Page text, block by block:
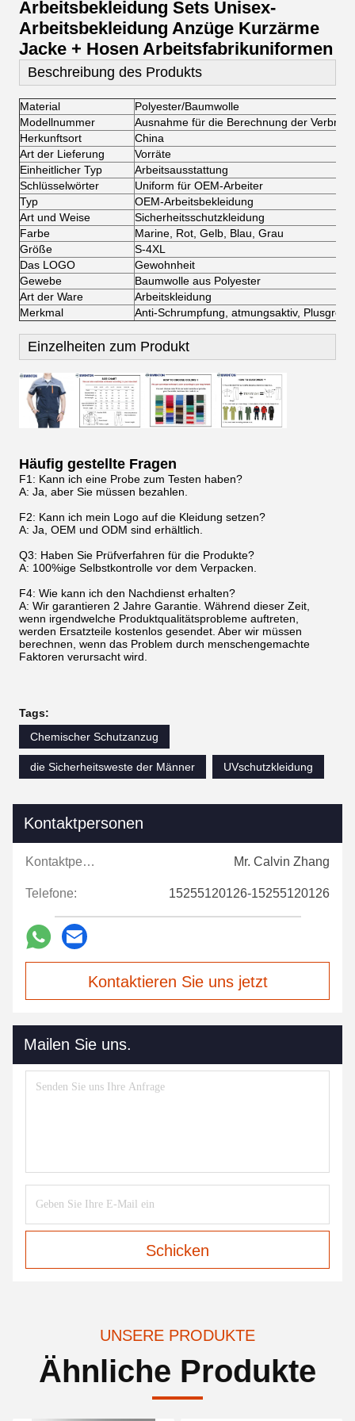
Arbeitsbekleidung Sets Unisex-
Arbeitsbekleidung Anzüge Kurzärme
Jacke + Hosen Arbeitsfabrikuniformen
Beschreibung des Produkts
Material
Polyester/Baumwolle
Modellnummer
Ausnahme für die Berechnung der
Herkunftsort
China
Art der Lieferung
Vorräte
Einheitlicher Typ
Arbeitsausstattung
Schlüsselwörter
Uniform für OEM-Arbeiter
Typ
OEM-Arbeitsbekleidung
Art und Weise
Sicherheitsschutzkleidung
Farbe
Marine, Rot, Gelb, Blau, Grau
Größe
S-4XL
Das LOGO
Gewohnheit
Gewebe
Baumwolle aus Polyester
Art der Ware
Arbeitskleidung
Merkmal
Anti-Schrumpfung, atmungsaktiv, Plusgröße
Einzelheiten zum Produkt
Häufig gestellte Fragen
F1: Kann ich eine Probe zum Testen haben?
A: Ja, aber Sie müssen bezahlen.
F2: Kann ich mein Logo auf die Kleidung setzen?
A: Ja, OEM und ODM sind erhältlich.
Q3: Haben Sie Prüfverfahren für die Produkte?
A: 100%ige Selbstkontrolle vor dem Verpacken.
F4: Wie kann ich den Nachdienst erhalten?
A: Wir garantieren 2 Jahre Garantie. Während dieser Zeit,
wenn irgendwelche Produktqualitätsprobleme auftreten,
werden Ersatzteile kostenlos gesendet. Aber wir müssen
berechnen, wenn das Problem durch menschengemachte
Faktoren verursacht wird.
Tags:
Chemischer Schutzanzug
die Sicherheitsweste der Männer UVschutzkleidung
Kontaktpersonen
Kontaktpersonen: Mr. Calvin Zhang
Telefone: 15255120126-15255120126
Kontaktieren Sie uns jetzt
Mailen Sie uns.
Schicken
UNSERE PRODUKTE
Ähnliche Produkte